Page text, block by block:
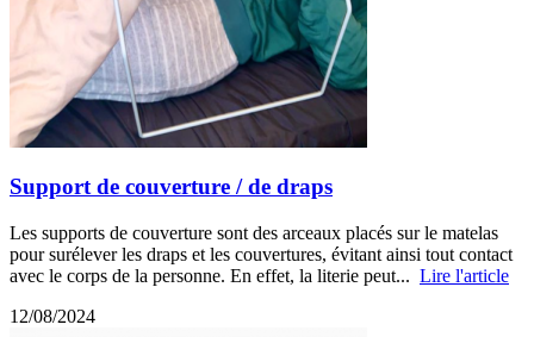
Support de couverture / de draps
Les supports de couverture sont des arceaux placés sur le matelas
pour surélever les draps et les couvertures, évitant ainsi tout contact
avec le corps de la personne. En effet, la literie peut... Lire l'article
12/08/2024